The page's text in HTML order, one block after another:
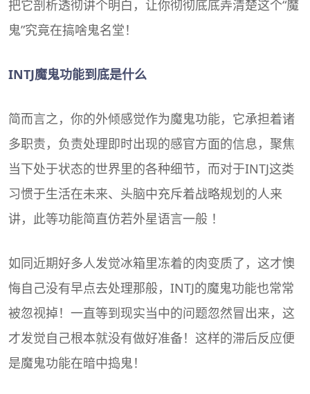
把它剖析透彻讲个明白，让你彻彻底底弄清楚这个“魔
鬼”究竟在搞啥鬼名堂！
INTJ魔鬼功能到底是什么
简而言之，你的外倾感觉作为魔鬼功能，它承担着诸
多职责，负责处理即时出现的感官方面的信息，聚焦
当下处于状态的世界里的各种细节，而对于INTJ这类
习惯于生活在未来、头脑中充斥着战略规划的人来
讲，此等功能简直仿若外星语言一般 ！
如同近期好多人发觉冰箱里冻着的肉变质了，这才懊
悔自己没有早点去处理那般，INTJ的魔鬼功能也常常
被忽视掉！一直等到现实当中的问题忽然冒出来，这
才发觉自己根本就没有做好准备！这样的滞后反应便
是魔鬼功能在暗中捣鬼！